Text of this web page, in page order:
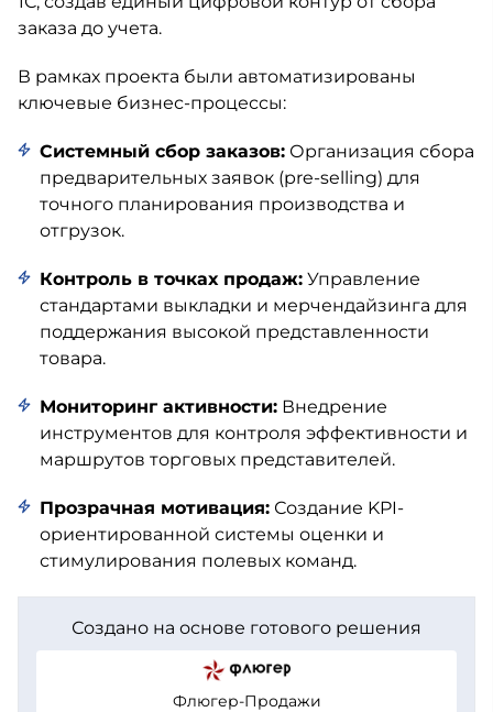
заказа до учета.
В рамках проекта были автоматизированы
ключевые бизнес-процессы:
Системный сбор заказов: Организация сбора
предварительных заявок (pre-selling) для
точного планирования производства и
отгрузок.
Контроль в точках продаж: Управление
стандартами выкладки и мерчендайзинга для
поддержания высокой представленности
товара.
Мониторинг активности: Внедрение
инструментов для контроля эффективности и
маршрутов торговых представителей.
Прозрачная мотивация: Создание KPI-
ориентированной системы оценки и
стимулирования полевых команд.
Создано на основе готового решения
Флюгер-Продажи